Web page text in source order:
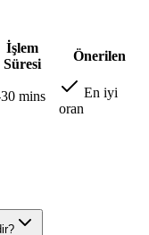
İşlem
Süresi
Önerilen
mins
En iyi
oran